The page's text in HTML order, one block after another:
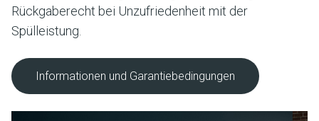
Rückgaberecht bei Unzufriedenheit mit der
Spülleistung.
Informationen und Garantiebedingungen